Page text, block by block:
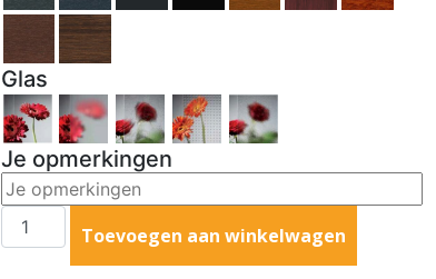
Glas
Je opmerkingen
Toevoegen aan winkelwagen